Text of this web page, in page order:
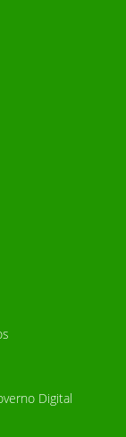
Digital